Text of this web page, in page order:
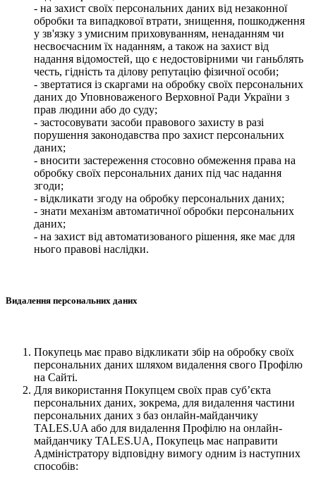
- на захист своїх персональних даних від незаконної
обробки та випадкової втрати, знищення, пошкодження
у зв'язку з умисним приховуванням, ненаданням чи
несвоєчасним їх наданням, а також на захист від
надання відомостей, що є недостовірними чи ганьблять
честь, гідність та ділову репутацію фізичної особи;
- звертатися із скаргами на обробку своїх персональних
даних до Уповноваженого Верховної Ради України з
прав людини або до суду;
- застосовувати засоби правового захисту в разі
порушення законодавства про захист персональних
даних;
- вносити застереження стосовно обмеження права на
обробку своїх персональних даних під час надання
згоди;
- відкликати згоду на обробку персональних даних;
- знати механізм автоматичної обробки персональних
даних;
- на захист від автоматизованого рішення, яке має для
нього правові наслідки.
Видалення персональних даних
Покупець має право відкликати збір на обробку своїх
персональних даних шляхом видалення свого Профілю
на Сайті.
Для використання Покупцем своїх прав суб’єкта
персональних даних, зокрема, для видалення частини
персональних даних з баз онлайн-майданчику
TALES.UA або для видалення Профілю на онлайн-
майданчику TALES.UA, Покупець має направити
Адміністратору відповідну вимогу одним із наступних
способів: